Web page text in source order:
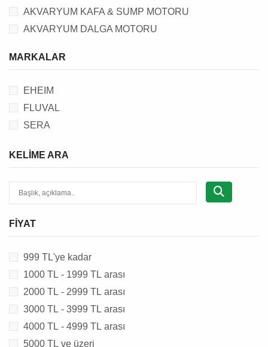
AKVARYUM KAFA & SUMP MOTORU
AKVARYUM DALGA MOTORU
AKVARYUM PROTEIN SKIMMER
AKVARYUM KUMU
AKVARYUM DEKORU
AKVARYUM AKSESUARI
AKVARYUM YEDEK PARÇASI
HAVUZ YEM & MALZEMESİ
MARKALAR
EHEIM
FLUVAL
SERA
KELIME ARA
FIYAT
999 TL'ye kadar
1000 TL - 1999 TL arası
2000 TL - 2999 TL arası
3000 TL - 3999 TL arası
4000 TL - 4999 TL arası
5000 TL ve üzeri